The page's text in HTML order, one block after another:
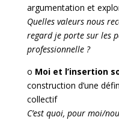
argumentation et
Quelles valeurs nous
regard je porte sur les
professionnelle ?
o Moi et l’insertion
construction d’une
collectif
C’est quoi, pour moi/